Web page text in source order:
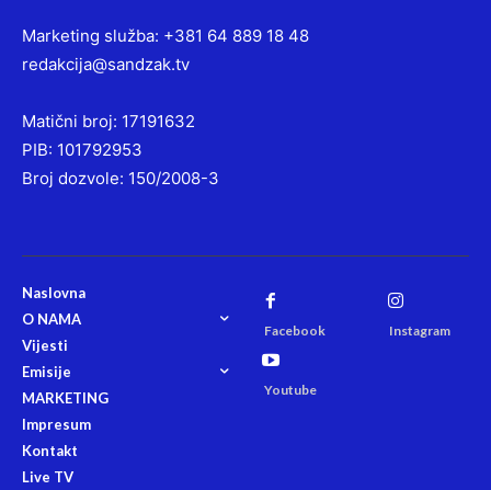
Marketing služba: +381 64 889 18 48
redakcija@sandzak.tv
Matični broj: 17191632
PIB: 101792953
Broj dozvole: 150/2008-3
Naslovna
O NAMA
Vijesti
Emisije
MARKETING
Impresum
Kontakt
Live TV
Facebook Instagram
Youtube